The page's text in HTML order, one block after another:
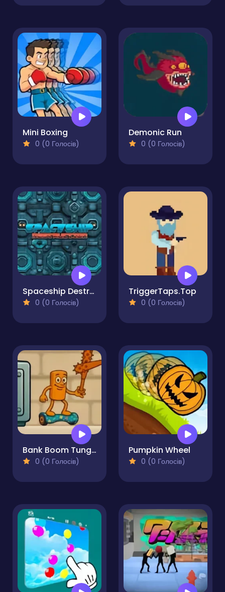
Mini Boxing
0 (0 Голосів)
Demonic Run
0 (0 Голосів)
Spaceship Destruction
0 (0 Голосів)
TriggerTaps.Top
0 (0 Голосів)
Bank Boom Tung Tung Sahur
0 (0 Голосів)
Pumpkin Wheel
0 (0 Голосів)